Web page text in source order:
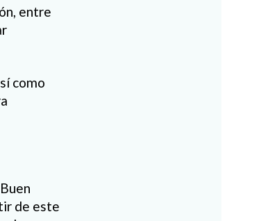
entre
como
de este